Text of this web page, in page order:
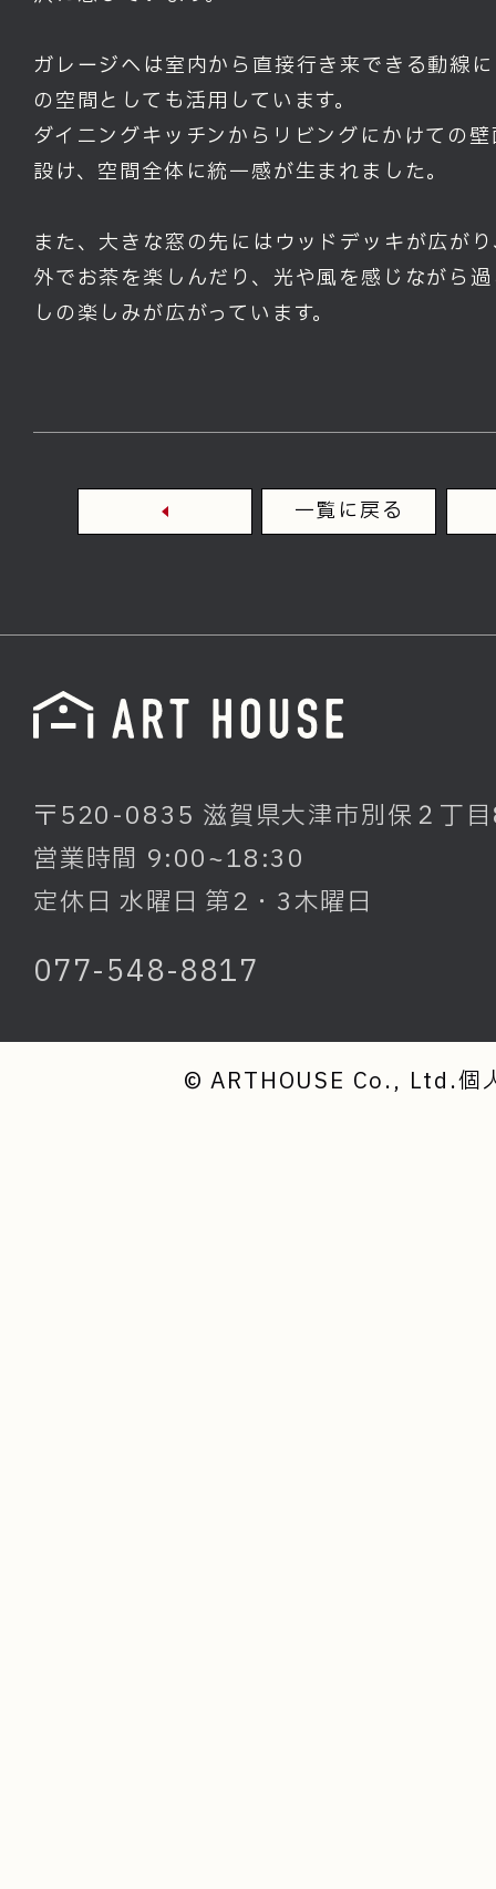
ガレージへは室内から直接行き来できる動線
の空間としても活用しています。
ダイニングキッチンからリビングにかけての
設け、空間全体に統一感が生まれました。
また、大きな窓の先にはウッドデッキが広が
外でお茶を楽しんだり、光や風を感じながら
しの楽しみが広がっています。
一覧に戻る
〒520-0835 滋賀県大津市別保２丁
営業時間 9:00~18:30
定休日 水曜日 第2・3木曜日
077-548-8817
© ARTHOUSE Co., Ltd.個